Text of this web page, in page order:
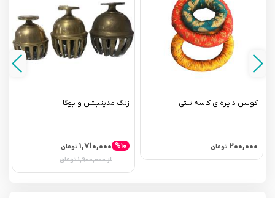
کوسن دایره‌ای کاسه تبتی
۲۰۰,۰۰۰ تومان
زنگ مدیتیشن و یوگا
۱,۷۱۰,۰۰۰ تومان
از ۱,۹۰۰,۰۰۰ تومان
%۱۰